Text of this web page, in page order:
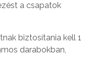
a csapatok
biztosítania kell 1
darabokban,